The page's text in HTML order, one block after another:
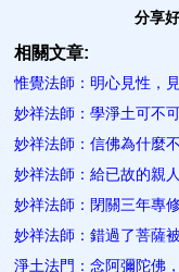
分享
相關文章:
惟覺法師：明心見性，
妙祥法師：學淨土可不
妙祥法師：信佛​為什麼
妙祥法師：給已故的​親
妙祥法師：閉關三年專
妙祥法師：錯過了菩薩
淨土法門：念阿彌陀佛